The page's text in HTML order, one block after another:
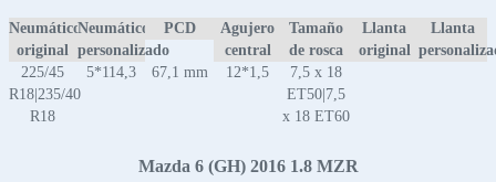
Neumático
original
Neumático
personalizado
PCD
Agujero
central
Tamaño
de rosca
Llanta
original
Llanta
225/45
R18|235/40
R18
5*114,3 67,1 mm 12*1,5
7,5 x 18
ET50|7,5
x 18 ET60
Mazda 6 (GH) 2016 1.8 MZR